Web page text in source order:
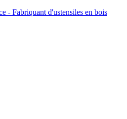
- Fabriquant d'ustensiles en bois